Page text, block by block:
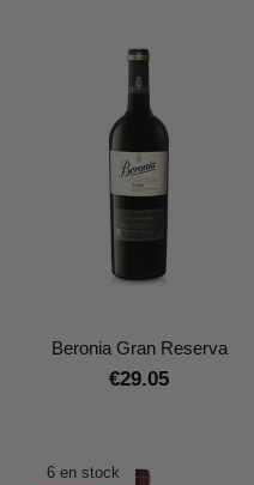
Beronia Gran Reserva
€29.05
6 en stock